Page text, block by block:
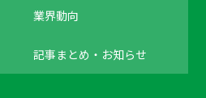
業界動向
記事まとめ・お知らせ